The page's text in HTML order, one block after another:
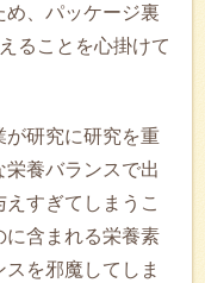
め、パッケージ裏
ることを心掛けて
が研究に研究を重
養バランスで出
すぎてしまうこ
に含まれる栄養素
を邪魔してしま